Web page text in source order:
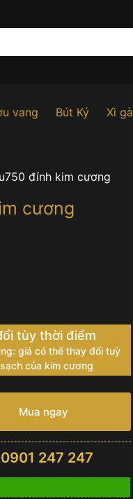
vang Bút Ký Xì gà
đính kim cương
cương
tùy thời điểm
giá có thể thay đổi tuỳ
của kim cương
Mua ngay
0901 247 247